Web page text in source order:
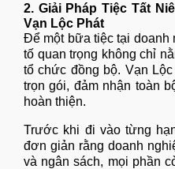
2. Giải Pháp Tiệc Tất
Vạn Lộc Phát
Để một bữa tiệc tại doanh
tố quan trọng không chỉ
tổ chức đồng bộ. Vạn
trọn gói, đảm nhận toàn
hoàn thiện.
Trước khi đi vào từng
đơn giản rằng doanh
và ngân sách, mọi phần